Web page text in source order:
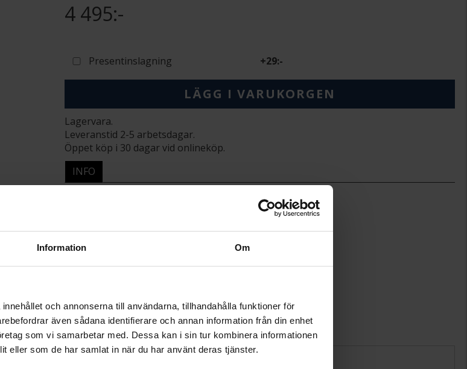
Information Om
och annonserna till användarna, tillhandahålla funktioner för
även sådana identifierare och annan information från din enhet
som vi samarbetar med. Dessa kan i sin tur kombinera informationen
eller som de har samlat in när du har använt deras tjänster.
4 495:-
Presentinslagning +29:-
LÄGG I VARUKORGEN
Lagervara.
Leveranstid 2-5 arbetsdagar.
Öppet köp i 30 dagar vid onlineköp.
INFO
MATERIAL
Guld
ÄDELMETALL
VIKT CA (GRAM)
0,91
TOTAL CARAT
0.050